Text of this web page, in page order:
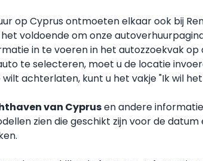
op Cyprus ontmoeten elkaar ook bij
voldoende om onze
in te voeren in het autozzoekvak
te selecteren, moet u de locatie
achterlaten, kunt u het vakje "Ik wil
van Cyprusen andere
zien die geschikt zijn voor de